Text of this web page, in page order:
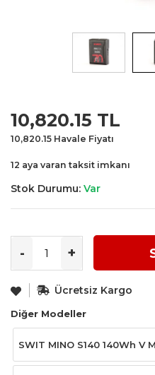
Special
Price
10,820.15 TL
10,820.15 Havale Fiyatı
12 aya varan taksit imkanı
Stok Durumu: Var
- +
Ücretsiz Kargo
Diğer Modeller
SWIT MINO S140 140Wh V